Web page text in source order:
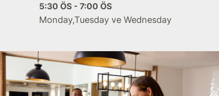
5:30 ÖS - 7:00 ÖS
Monday,Tuesday ve Wednesday